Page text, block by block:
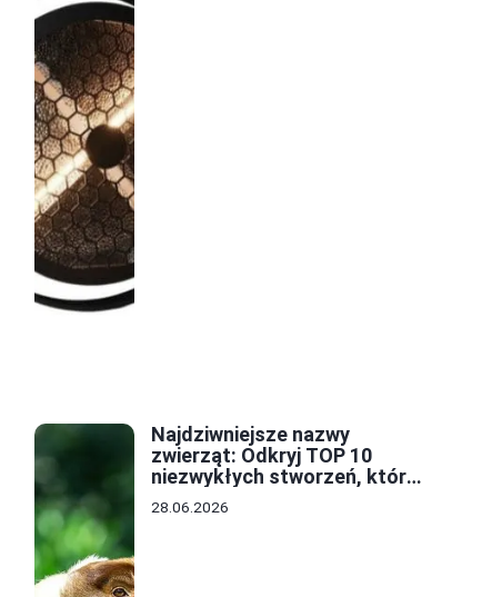
Najdziwniejsze nazwy
zwierząt: Odkryj TOP 10
niezwykłych stworzeń, które
zaskoczą każdego
28.06.2026